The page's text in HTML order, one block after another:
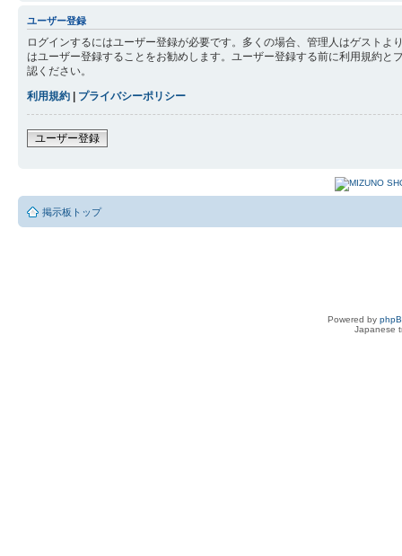
ユーザー登録
ログインするにはユーザー登録が必要です。多くの場合、管理人はゲスト
はユーザー登録することをお勧めします。ユーザー登録する前に利用規約
認ください。
利用規約 | プライバシーポリシー
ユーザー登録
掲示板トップ
Powered by
Japanese